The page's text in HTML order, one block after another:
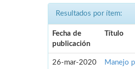
Resultados por ítem:
Fecha de
publicación
Título
26-mar-2020 Manejo